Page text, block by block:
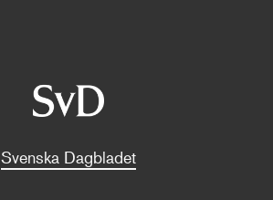
Svenska Dagbladet